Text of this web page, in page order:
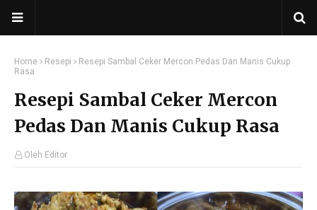
Home Resepi
Resepi Sambal Ceker Mercon Pedas Dan Manis Cukup
Rasa
Resepi Sambal Ceker Mercon
Pedas Dan Manis Cukup Rasa
Oleh Editor